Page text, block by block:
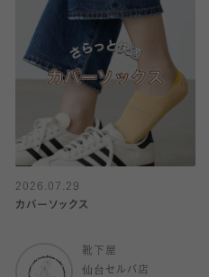
2026.07.29
カバーソックス
靴下屋
仙台セルバ店